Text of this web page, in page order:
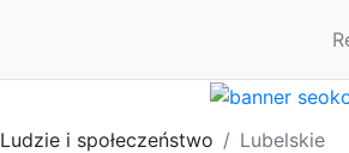
Ludzie i społeczeństwo Lubelskie